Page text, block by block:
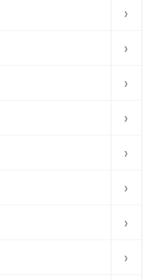
›
›
›
›
›
›
›
›